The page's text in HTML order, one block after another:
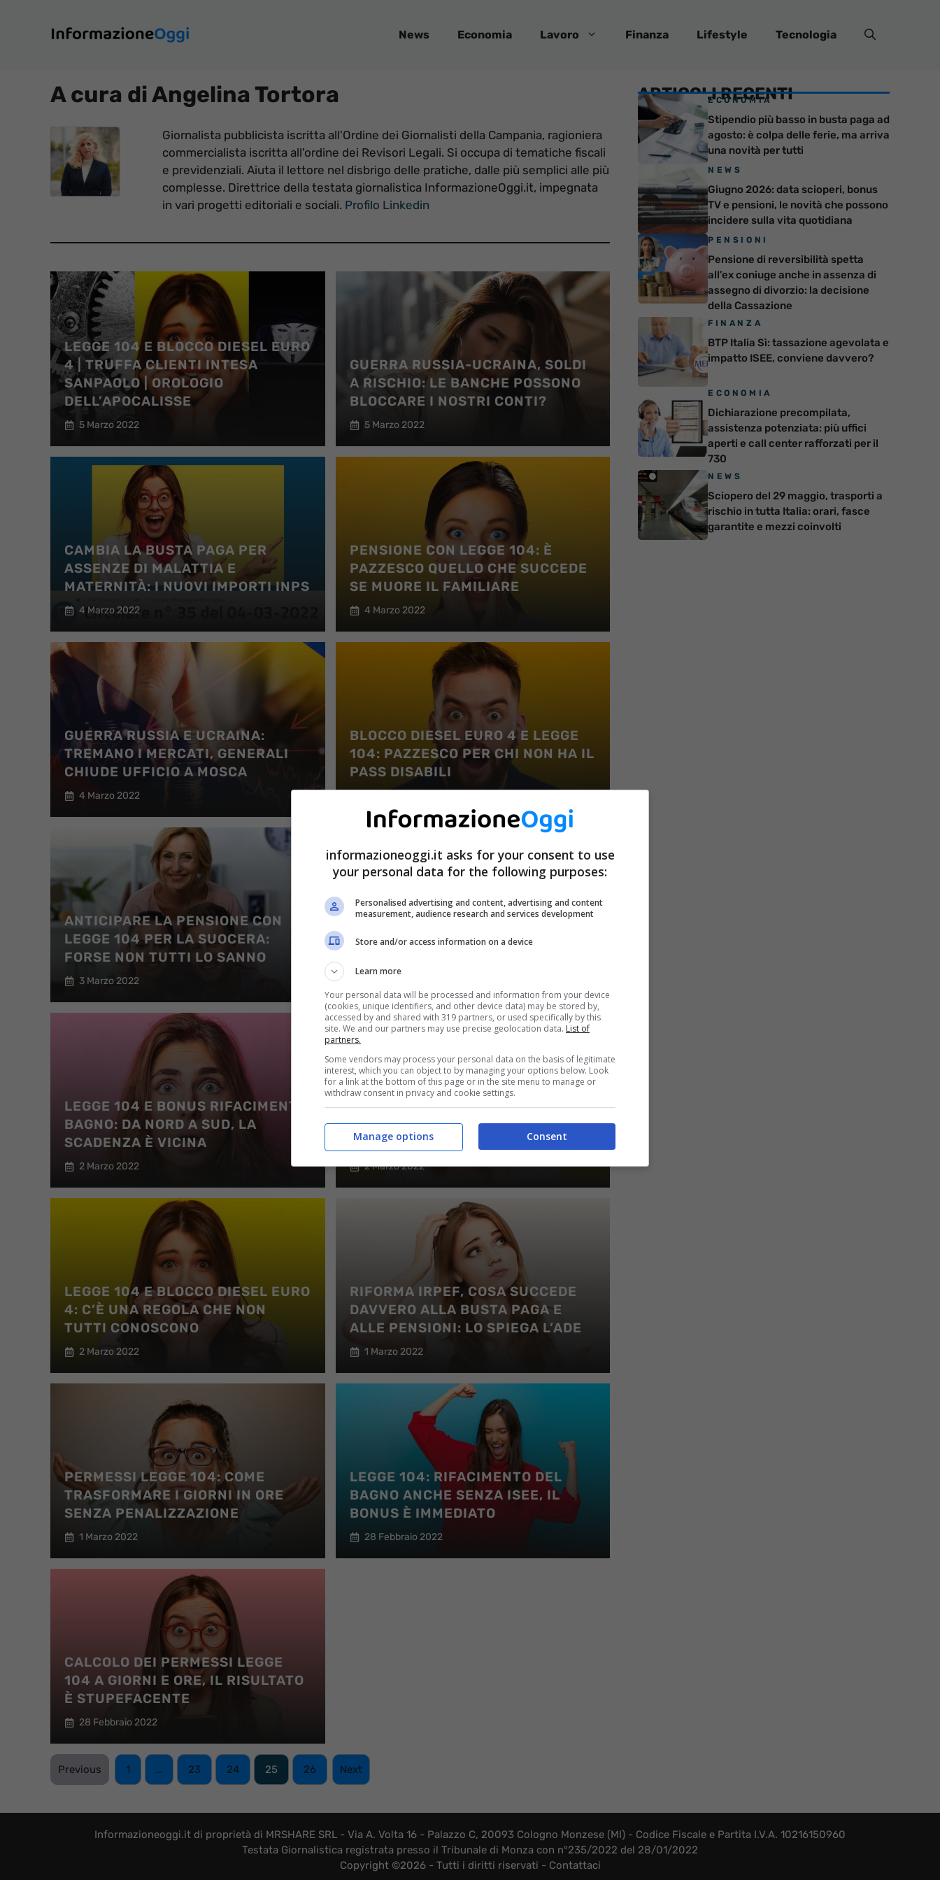
contenuto
News Economia Lavoro Finanza Lifestyle Tecnologia
A cura di Angelina Tortora
Giornalista pubblicista iscritta all'Ordine dei Giornalisti della Campania, ragioniera
commercialista iscritta all'ordine dei Revisori Legali. Si occupa di tematiche fiscali
e previdenziali. Aiuta il lettore nel disbrigo delle pratiche, dalle più semplici alle più
complesse. Direttrice della testata giornalistica InformazioneOggi.it, impegnata
in vari progetti editoriali e sociali. Profilo Linkedin
LEGGE 104 E BLOCCO DIESEL EURO
4 | TRUFFA CLIENTI INTESA
SANPAOLO | OROLOGIO
DELL’APOCALISSE
5 Marzo 2022
GUERRA RUSSIA-UCRAINA, SOLDI
A RISCHIO: LE BANCHE POSSONO
BLOCCARE I NOSTRI CONTI?
5 Marzo 2022
CAMBIA LA BUSTA PAGA PER
ASSENZE DI MALATTIA E
MATERNITÀ: I NUOVI IMPORTI INPS
4 Marzo 2022
PENSIONE CON LEGGE 104: È
PAZZESCO QUELLO CHE SUCCEDE
SE MUORE IL FAMILIARE
4 Marzo 2022
GUERRA RUSSIA E UCRAINA:
TREMANO I MERCATI, GENERALI
CHIUDE UFFICIO A MOSCA
4 Marzo 2022
BLOCCO DIESEL EURO 4 E LEGGE
104: PAZZESCO PER CHI NON HA IL
PASS DISABILI
ANTICIPARE LA PENSIONE CON
LEGGE 104 PER LA SUOCERA:
FORSE NON TUTTI LO SANNO
3 Marzo 2022
BANKITALIA SOSPENDE CAMBIO
EURO – RUBLO: CONTINUA LA
TENDENZA RIBASSISTA DEI
LEGGE 104 E BONUS RIFACIMENTO
BAGNO: DA NORD A SUD, LA
SCADENZA È VICINA
2 Marzo 2022
PENSIONE CON LEGGE 104:
PENALIZZAZIONE SULL’IMPORTO?
LA VERITÀ CHE NON TI ASPETTI
2 Marzo 2022
LEGGE 104 E BLOCCO DIESEL EURO
4: C’È UNA REGOLA CHE NON
TUTTI CONOSCONO
2 Marzo 2022
RIFORMA IRPEF, COSA SUCCEDE
DAVVERO ALLA BUSTA PAGA E
ALLE PENSIONI: LO SPIEGA L’ADE
1 Marzo 2022
PERMESSI LEGGE 104: COME
TRASFORMARE I GIORNI IN ORE
SENZA PENALIZZAZIONE
1 Marzo 2022
LEGGE 104: RIFACIMENTO DEL
BAGNO ANCHE SENZA ISEE, IL
BONUS È IMMEDIATO
28 Febbraio 2022
CALCOLO DEI PERMESSI LEGGE
104 A GIORNI E ORE, IL RISULTATO
È STUPEFACENTE
28 Febbraio 2022
Previous 1 … 23 24 25 26 Next
ARTICOLI RECENTI
ECONOMIA
Stipendio più basso in busta paga ad
agosto: è colpa delle ferie, ma arriva
una novità per tutti
NEWS
Giugno 2026: data scioperi, bonus
TV e pensioni, le novità che possono
incidere sulla vita quotidiana
PENSIONI
Pensione di reversibilità spetta
all’ex coniuge anche in assenza di
assegno di divorzio: la decisione
della Cassazione
FINANZA
BTP Italia Sì: tassazione agevolata e
impatto ISEE, conviene davvero?
ECONOMIA
Dichiarazione precompilata,
assistenza potenziata: più uffici
aperti e call center rafforzati per il
730
NEWS
Sciopero del 29 maggio, trasporti a
rischio in tutta Italia: orari, fasce
garantite e mezzi coinvolti
Informazioneoggi.it di proprietà di MRSHARE SRL - Via A. Volta 16 - Palazzo C, 20093 Cologno Monzese (MI) - Codice Fiscale e Partita I.V.A. 10216150960
Testata Giornalistica registrata presso il Tribunale di Monza con n°235/2022 del 28/01/2022
Copyright ©2026 - Tutti i diritti riservati - Contattaci
informazioneoggi.it asks for your consent to use
your personal data for the following purposes:
Personalised advertising and content, advertising and content
measurement, audience research and services development
Store and/or access information on a device
Learn more
Your personal data will be processed and information from your device
(cookies, unique identifiers, and other device data) may be stored by,
accessed by and shared with 319 partners, or used specifically by this
site. We and our partners may use precise geolocation data. List of
partners.
Some vendors may process your personal data on the basis of legitimate
interest, which you can object to by managing your options below. Look
for a link at the bottom of this page or in the site menu to manage or
withdraw consent in privacy and cookie settings.
Consent
Manage options